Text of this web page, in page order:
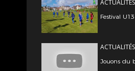
ACTUALITÉS
Festival
ACTUALITÉS
Jouons du